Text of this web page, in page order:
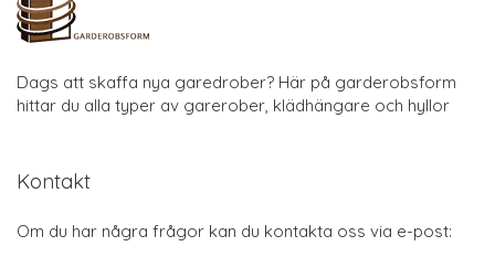
Dags att skaffa nya garedrober? Här på garderobsform
hittar du alla typer av garerober, klädhängare och hyllor
Kontakt
Om du har några frågor kan du kontakta oss via e-post: